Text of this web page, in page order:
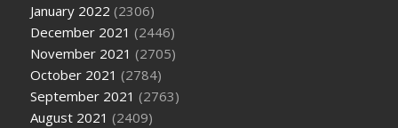
January 2022 (2306)
December 2021 (2446)
November 2021 (2705)
October 2021 (2784)
September 2021 (2763)
August 2021 (2409)